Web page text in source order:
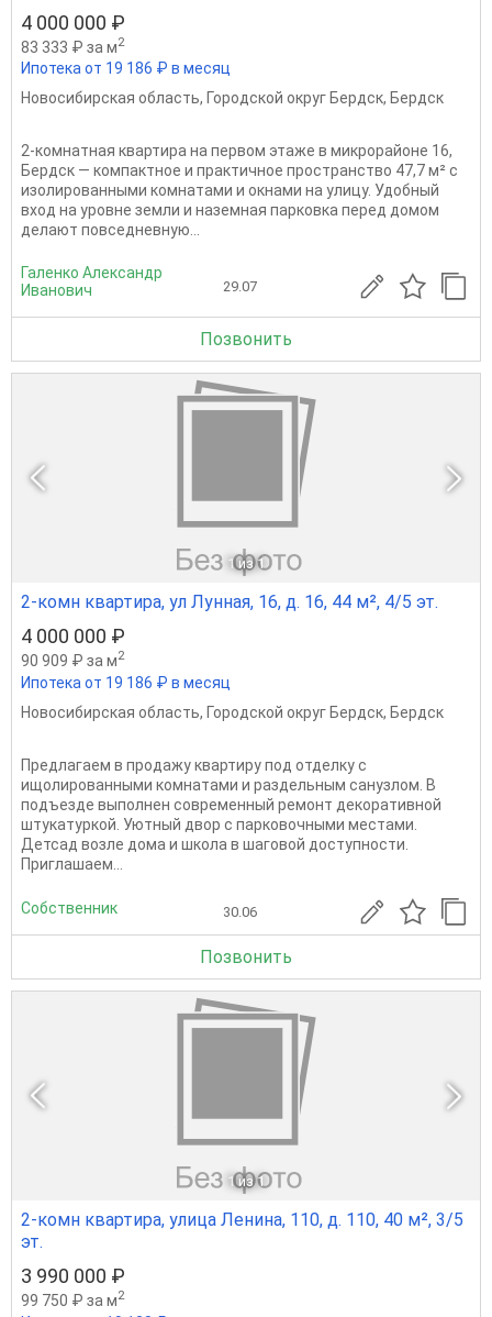
4 000 000 ₽
83 333 ₽ за м2
Ипотека от 19 186 ₽ в месяц
Новосибирская область, Городской округ Бердск, Бердск
2-комнатная квартира на первом этаже в микрорайоне 16,
Бердск — компактное и практичное пространство 47,7 м² с
изолированными комнатами и окнами на улицу. Удобный
вход на уровне земли и наземная парковка перед домом
делают повседневную...
Галенко Александр
Иванович
29.07
Позвонить
1 из 1
2-комн квартира, ул Лунная, 16, д. 16, 44 м², 4/5 эт.
4 000 000 ₽
90 909 ₽ за м2
Ипотека от 19 186 ₽ в месяц
Новосибирская область, Городской округ Бердск, Бердск
Предлагаем в продажу квартиру под отделку с
ищолированными комнатами и раздельным санузлом. В
подъезде выполнен современный ремонт декоративной
штукатуркой. Уютный двор с парковочными местами.
Детсад возле дома и школа в шаговой доступности.
Приглашаем...
Собственник 30.06
Позвонить
1 из 1
2-комн квартира, улица Ленина, 110, д. 110, 40 м², 3/5
эт.
3 990 000 ₽
99 750 ₽ за м2